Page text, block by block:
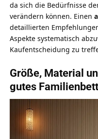
da sich die Bedürfnisse
verändern können. Einen
detaillierten
Aspekte systematisch
Kaufentscheidung zu
Größe, Material
gutes